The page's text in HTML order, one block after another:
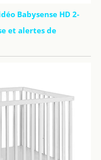
Babysense HD 2-
et alertes de